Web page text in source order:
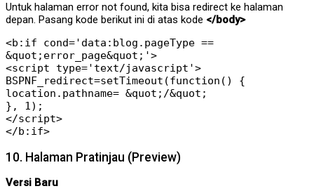
Untuk halaman error not found, kita bisa redirect ke halaman
depan. Pasang kode berikut ini di atas kode </body>
<b:if cond='data:blog.pageType ==
&quot;error_page&quot;'>
<script type='text/javascript'>
BSPNF_redirect=setTimeout(function() {
location.pathname= &quot;/&quot;
}, 1);
</script>
</b:if>
10. Halaman Pratinjau (Preview)
Versi Baru